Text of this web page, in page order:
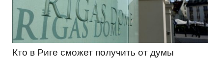
Кто в Риге сможет получить от думы